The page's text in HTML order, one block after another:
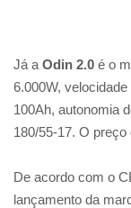
Já a Odin 2.0 é o
6.000W,
100Ah, autonomia
180/55-17. O preço
De acordo com o
lançamento da